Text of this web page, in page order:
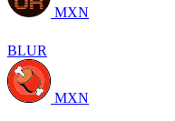
MXN
BLUR
MXN